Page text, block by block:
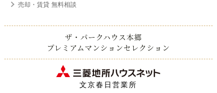
売却・賃貸 無料相談
ザ・パークハウス本郷
プレミアムマンションセレクション
文京春日営業所